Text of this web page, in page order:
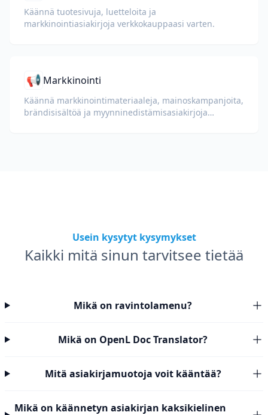
Käännä tuotesivuja, luetteloita ja
markkinointiasiakirjoja verkkokauppaasi varten.
📢 Markkinointi
Käännä markkinointimateriaaleja, mainoskampanjoita,
brändisisältöä ja myynninedistämisasiakirjoja
Usein kysytyt kysymykset
Kaikki mitä sinun tarvitsee tietää
Mikä on ravintolamenu?
Mikä on OpenL Doc Translator?
Mitä asiakirjamuotoja voit kääntää?
Mikä on käännetyn asiakirjan kaksikielinen